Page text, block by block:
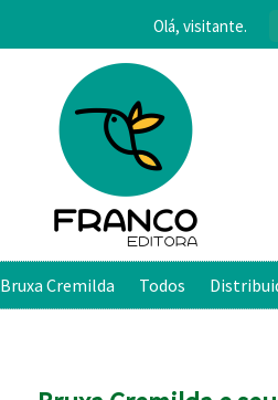
Olá, visitante.
Bruxa Cremilda Todos